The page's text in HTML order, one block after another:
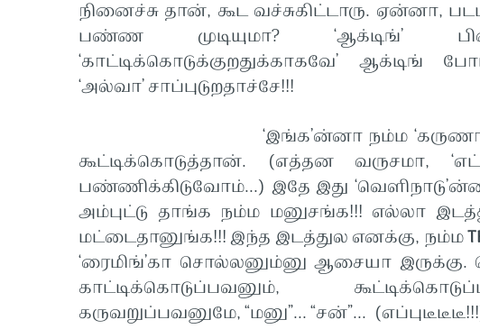
நினைச்சு தான், கூட வச்சுகிட்டாரு. ஏன்னா,
பண்ண முடியுமா? ‘ஆக்டிங்’
‘காட்டிக்கொடுக்குறதுக்காகவே’
‘அல்வா’ சாப்புடுறதாச்சே!!!
‘இங்க’ன்னா நம்ம ‘கருணாகரி’
கூட்டிக்கொடுத்தான். (எத்தன வருசமா,
பண்ணிக்கிடுவோம்...) இதே இது
அம்புட்டு தாங்க நம்ம மனுசங்க!!! எல்லா
மட்டைதானுங்க!!! இந்த இடத்துல எனக்கு, நம்ம
‘ரைமிங்’கா சொல்லனும்னு ஆசையா இருக்கு.
காட்டிக்கொடுப்பவனும்,
கருவறுப்பவனுமே, “மனு”... “சன்”...